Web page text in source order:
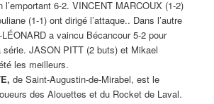
l’emportant 6-2. VINCENT MARCOUX (1-2)
(1-1) ont dirigé l’attaque.. Dans l’autre
a vaincu Bécancour 5-2 pour
série. JASON PITT (2 buts) et Mikael
les meilleurs.
de Saint-Augustin-de-Mirabel, est le
des Alouettes et du Rocket de Laval.